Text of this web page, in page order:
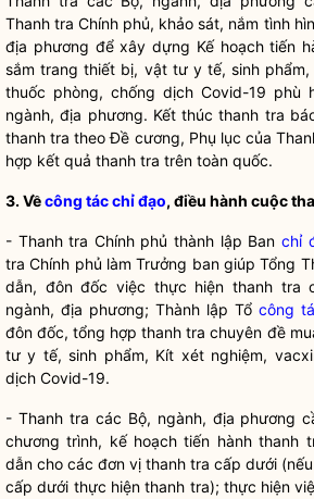
Thanh tra Chính phủ, khảo sát, nắm tình
địa phương để xây dựng Kế hoạch tiến
sắm trang thiết bị, vật tư y tế, sinh
thuốc phòng, chống dịch Covid-19 phù
ngành, địa phương. Kết thúc thanh tra
thanh tra theo Đề cương, Phụ lục của
hợp kết quả thanh tra trên toàn quốc.
3. Vềcông tácchỉ đạo, điều hành cuộc
- Thanh tra Chính phủ thành lập Ban chỉ
tra Chính phủ làm Trưởng ban giúp Tổng
dẫn, đôn đốc việc thực hiện thanh tra
ngành, địa phương; Thành lập Tổ công
đôn đốc, tổng hợp thanh tra chuyên đề
tư y tế, sinh phẩm, Kít xét nghiệm,
dịch Covid-19.
- Thanh tra các Bộ, ngành, địa phương
chương trình, kế hoạch tiến hành thanh
dẫn cho các đơn vị thanh tra cấp dưới
cấp dưới thực hiện thanh tra); thực hiện